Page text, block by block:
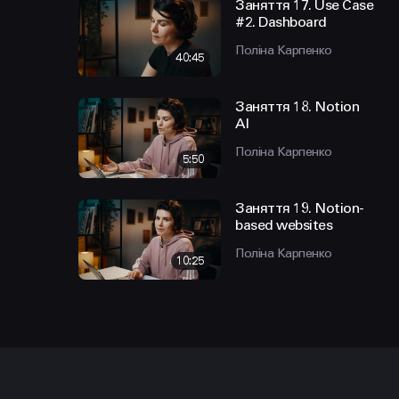
40:45
Заняття 17. Use Case
#2. Dashboard
Поліна Карпенко
5:50
Заняття 18. Notion
AI
Поліна Карпенко
10:25
Заняття 19. Notion-
based websites
Поліна Карпенко